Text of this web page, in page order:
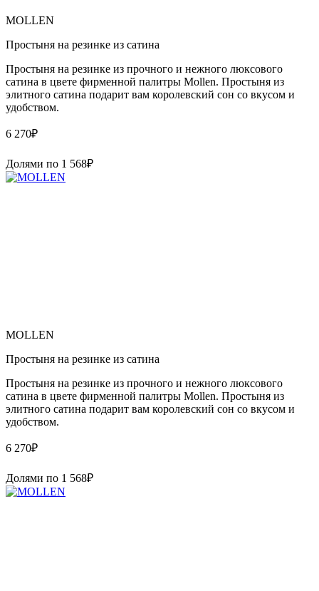
MOLLEN
Простыня на резинке из сатина
Простыня на резинке из прочного и нежного люксового
сатина в цвете фирменной палитры Mollen. Простыня из
элитного сатина подарит вам королевский сон со вкусом и
удобством.
6 270₽
Долями по 1 568₽
MOLLEN
Простыня на резинке из сатина
Простыня на резинке из прочного и нежного люксового
сатина в цвете фирменной палитры Mollen. Простыня из
элитного сатина подарит вам королевский сон со вкусом и
удобством.
6 270₽
Долями по 1 568₽